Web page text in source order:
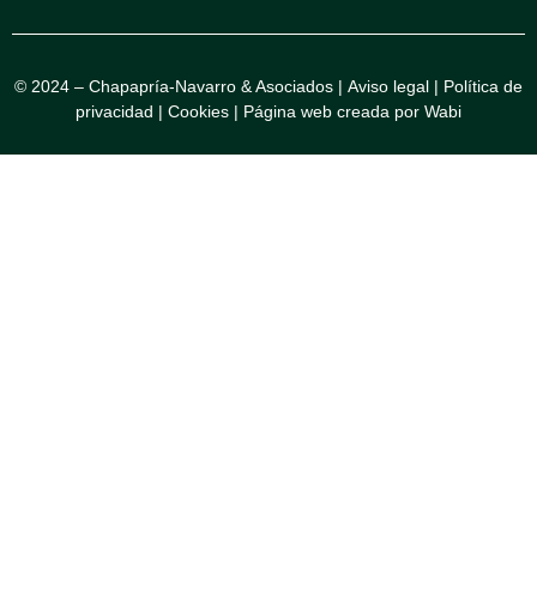
© 2024 – Chapapría-Navarro & Asociados | Aviso legal | Política de
privacidad | Cookies | Página web creada por Wabi